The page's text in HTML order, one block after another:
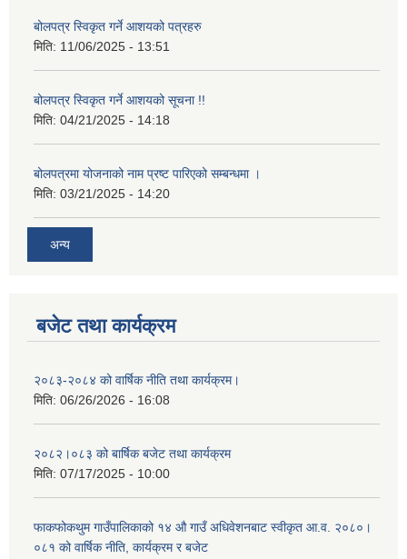
बोलपत्र स्विकृत गर्ने आशयको पत्रहरु
मिति: 11/06/2025 - 13:51
बोलपत्र स्विकृत गर्ने आशयको सूचना !!
मिति: 04/21/2025 - 14:18
बोलपत्रमा योजनाको नाम प्रष्ट पारिएको सम्बन्धमा ।
मिति: 03/21/2025 - 14:20
अन्य
बजेट तथा कार्यक्रम
२०८३-२०८४ को वार्षिक नीति तथा कार्यक्रम।
मिति: 06/26/2026 - 16:08
२०८२।०८३ को बार्षिक बजेट तथा कार्यक्रम
मिति: 07/17/2025 - 10:00
फाकफोकथुम गाउँपालिकाको १४ औ गाउँ अधिवेशनबाट स्वीकृत आ.व. २०८०।
०८१ को वार्षिक नीति, कार्यक्रम र बजेट